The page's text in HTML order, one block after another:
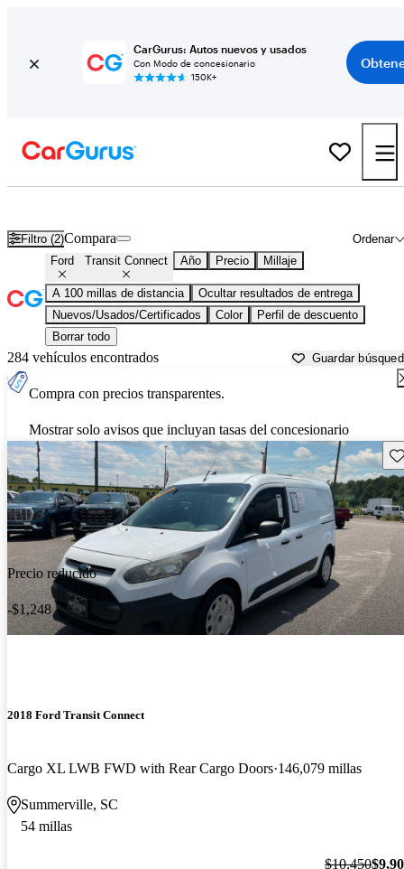
CarGurus: Autos nuevos y usados
Con Modo de concesionario
150K+
Filtro (2) Ordenar
Compara
Ford Transit Connect Año Precio Millaje
A 100 millas de distancia
Ocultar resultados de entrega
Nuevos/Usados/Certificados
Color
Perfil de descuento
Borrar todo
284 vehículos encontrados Guardar
Compra con precios transparentes.
Mostrar solo avisos que incluyan tasas del concesionario
Precio reducido
-$1,248
2018 Ford Transit Connect
Cargo XL LWB FWD with Rear Cargo Doors 146,079 millas
Summerville, SC
54 millas
$10,450